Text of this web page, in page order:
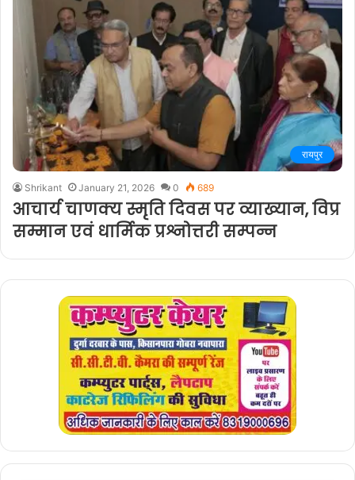
रायपुर
Shrikant January 21, 2026 0 689
आचार्य चाणक्य स्मृति दिवस पर व्याख्यान, विप्र
सम्मान एवं धार्मिक प्रश्नोत्तरी सम्पन्न